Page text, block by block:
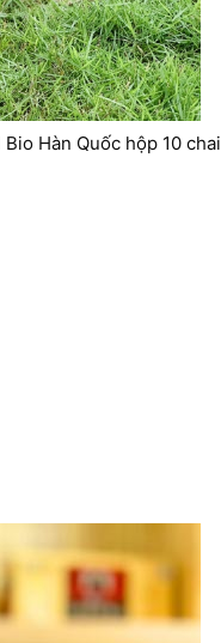
Hàn Quốc hộp 10 chai